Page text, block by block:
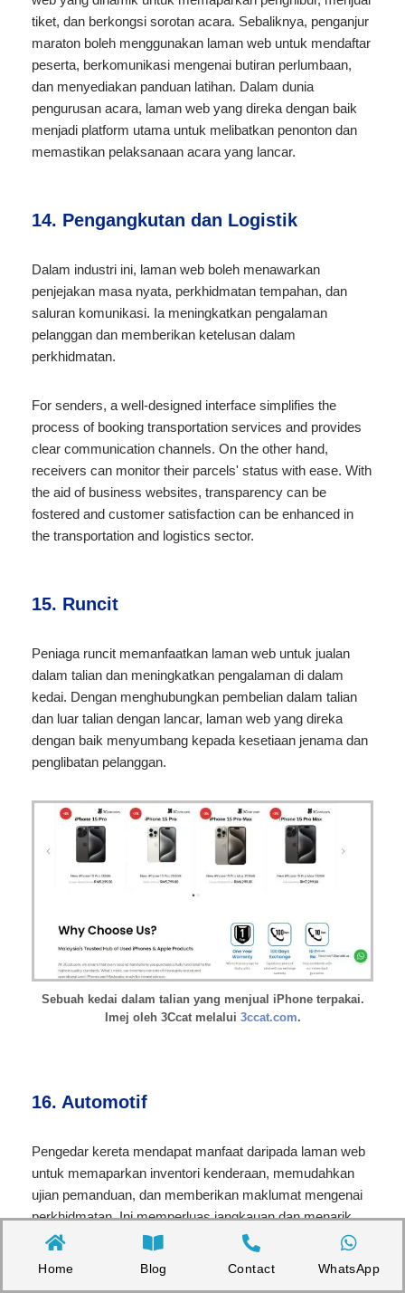
tiket, dan berkongsi sorotan acara. Sebaliknya, penganjur
maraton boleh menggunakan laman web untuk mendaftar
peserta, berkomunikasi mengenai butiran perlumbaan,
dan menyediakan panduan latihan. Dalam dunia
pengurusan acara, laman web yang direka dengan baik
menjadi platform utama untuk melibatkan penonton dan
memastikan pelaksanaan acara yang lancar.
14. Pengangkutan dan Logistik
Dalam industri ini, laman web boleh menawarkan
penjejakan masa nyata, perkhidmatan tempahan, dan
saluran komunikasi. Ia meningkatkan pengalaman
pelanggan dan memberikan ketelusan dalam
perkhidmatan.
For senders, a well-designed interface simplifies the
process of booking transportation services and provides
clear communication channels. On the other hand,
receivers can monitor their parcels' status with ease. With
the aid of business websites, transparency can be
fostered and customer satisfaction can be enhanced in
the transportation and logistics sector.
15. Runcit
Peniaga runcit memanfaatkan laman web untuk jualan
dalam talian dan meningkatkan pengalaman di dalam
kedai. Dengan menghubungkan pembelian dalam talian
dan luar talian dengan lancar, laman web yang direka
dengan baik menyumbang kepada kesetiaan jenama dan
penglibatan pelanggan.
Sebuah kedai dalam talian yang menjual iPhone terpakai.
Imej oleh 3Ccat melalui 3ccat.com.
16. Automotif
Pengedar kereta mendapat manfaat daripada laman web
untuk memaparkan inventori kenderaan, memudahkan
ujian pemanduan, dan memberikan maklumat mengenai
perkhidmatan. Ini memperluas jangkauan dan menarik
pembeli berpotensi.
Home Blog Contact WhatsApp